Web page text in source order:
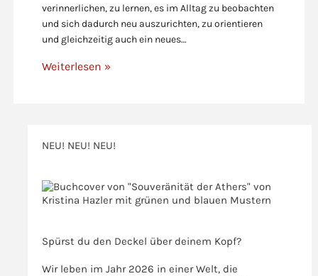
verinnerlichen, zu lernen, es im Alltag zu beobachten
und sich dadurch neu auszurichten, zu orientieren
und gleichzeitig auch ein neues…
Weiterlesen »
NEU! NEU! NEU!
Spürst du den Deckel über deinem Kopf?
Wir leben im Jahr 2026 in einer Welt, die